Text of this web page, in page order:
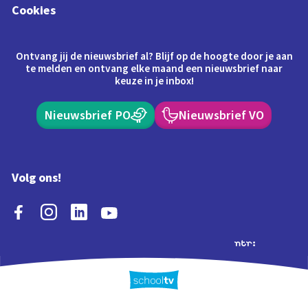
Cookies
Ontvang jij de nieuwsbrief al? Blijf op de hoogte door je aan
te melden en ontvang elke maand een nieuwsbrief naar
keuze in je inbox!
Nieuwsbrief PO Nieuwsbrief VO
Volg ons!